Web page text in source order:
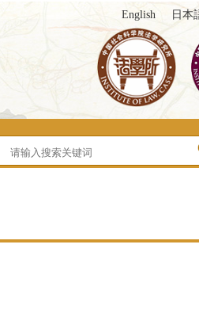
English 日本